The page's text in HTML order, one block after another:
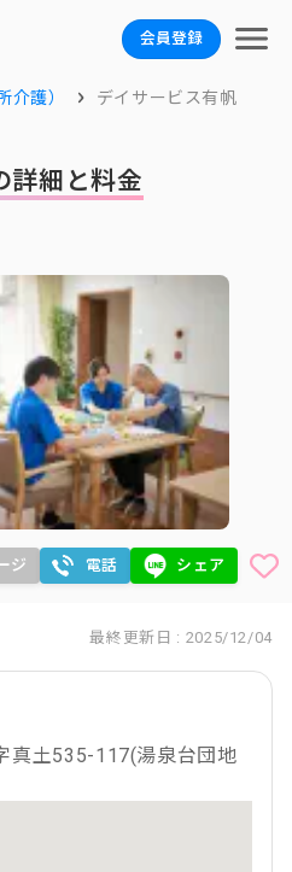
会員登録
介護） デイサービス有帆
詳細と料金
ジ 電話 シェア
最終更新日 : 2025/12/04
真土535-117(湯泉台団地